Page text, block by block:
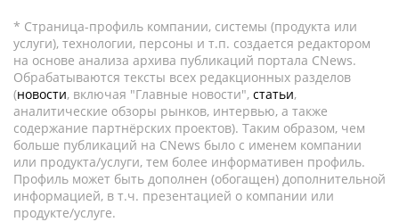
* Страница-профиль компании, системы (продукта или
услуги), технологии, персоны и т.п. создается редактором
на основе анализа архива публикаций портала CNews.
Обрабатываются тексты всех редакционных разделов
(новости, включая "Главные новости", статьи,
аналитические обзоры рынков, интервью, а также
содержание партнёрских проектов). Таким образом, чем
больше публикаций на CNews было с именем компании
или продукта/услуги, тем более информативен профиль.
Профиль может быть дополнен (обогащен) дополнительной
информацией, в т.ч. презентацией о компании или
продукте/услуге.